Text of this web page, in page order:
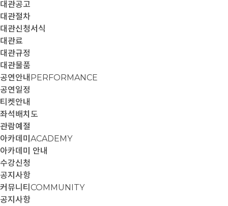
대관공고
대관절차
대관신청서식
대관료
대관규정
대관물품
공연안내 PERFORMANCE
공연일정
티켓안내
좌석배치도
관람예절
아카데미 ACADEMY
아카데미 안내
수강신청
공지사항
커뮤니티 COMMUNITY
공지사항